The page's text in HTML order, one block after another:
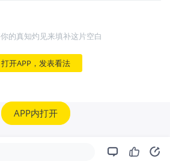
的真知灼见来填补这片空白
打开APP，发表看法
APP内打开